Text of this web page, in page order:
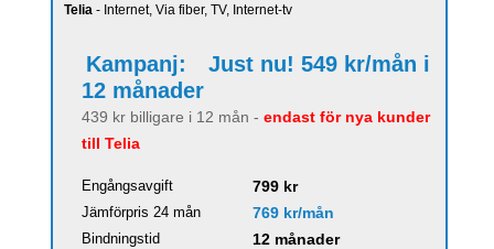
Telia - Internet, Via fiber, TV, Internet-tv
Kampanj:
Just nu! 549 kr/mån i
12 månader
439 kr billigare i 12 mån - endast för nya kunder
till Telia
Engångsavgift 799 kr
Jämförpris 24 mån 769 kr/mån
Bindningstid 12 månader